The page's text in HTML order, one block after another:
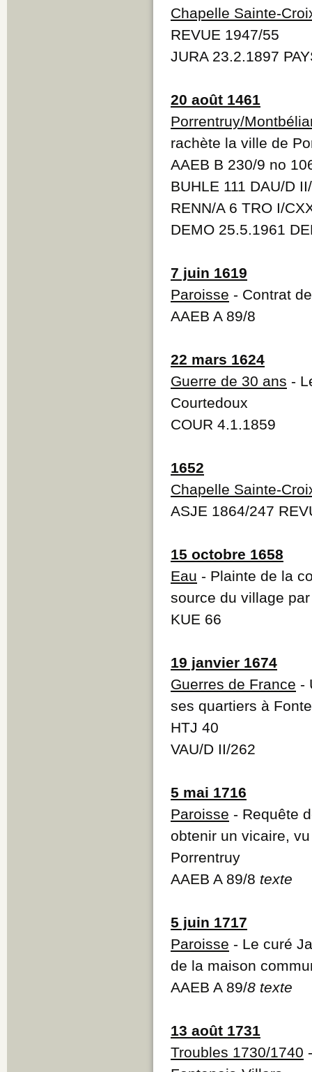
Chapelle Sainte-
REVUE 1947/55
JURA 23.2.1897
20 août 1461
Porrentruy/
rachète la ville de
AAEB B 230/9 no
BUHLE 111 DAU/D
RENN/A 6 TRO I/
DEMO 25.5.1961
7 juin 1619
Paroisse - Contrat
AAEB A 89/8
22 mars 1624
Guerre de 30 ans -
Courtedoux
COUR 4.1.1859
1652
Chapelle Sainte-
ASJE 1864/247
15 octobre 1658
Eau - Plainte de la
source du village
KUE 66
19 janvier 1674
Guerres de France -
ses quartiers à
HTJ 40
VAU/D II/262
5 mai 1716
Paroisse - Requête
obtenir un vicaire,
Porrentruy
AAEB A 89/8 texte
5 juin 1717
Paroisse - Le curé
de la maison
AAEB A 89/8 texte
13 août 1731
Troubles 1730/1740